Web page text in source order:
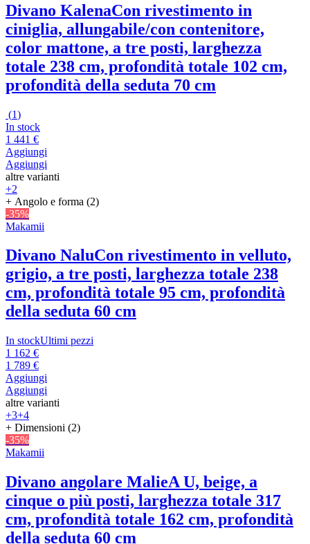
Divano KalenaCon rivestimento in
ciniglia, allungabile/con contenitore,
color mattone, a tre posti, larghezza
totale 238 cm, profondità totale 102 cm,
profondità della seduta 70 cm
(1)
In stock
1 441 €
Aggiungi
Aggiungi
altre varianti
+2
+ Angolo e forma (2)
-35%
Makamii
Divano NaluCon rivestimento in velluto,
grigio, a tre posti, larghezza totale 238
cm, profondità totale 95 cm, profondità
della seduta 60 cm
In stockUltimi pezzi
1 162 €
1 789 €
Aggiungi
Aggiungi
altre varianti
+3+4
+ Dimensioni (2)
-35%
Makamii
Divano angolare MalieA U, beige, a
cinque o più posti, larghezza totale 317
cm, profondità totale 162 cm, profondità
della seduta 60 cm